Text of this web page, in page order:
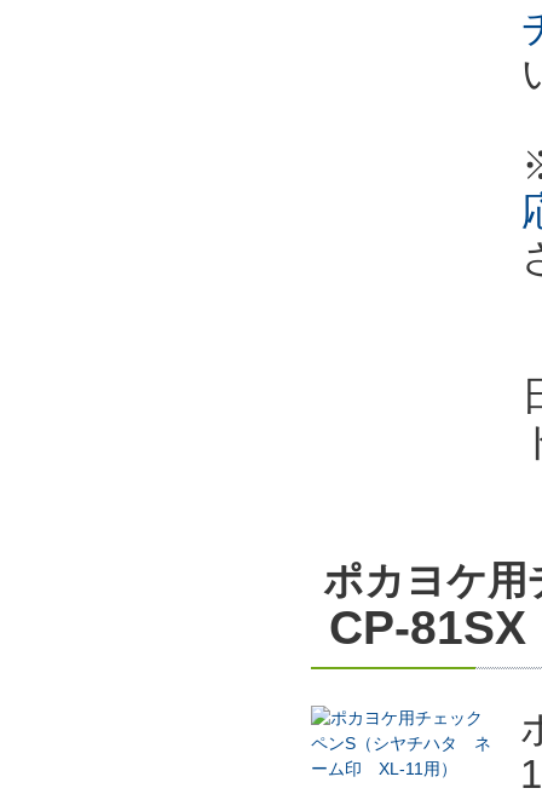
ポカヨケ
CP-81SX